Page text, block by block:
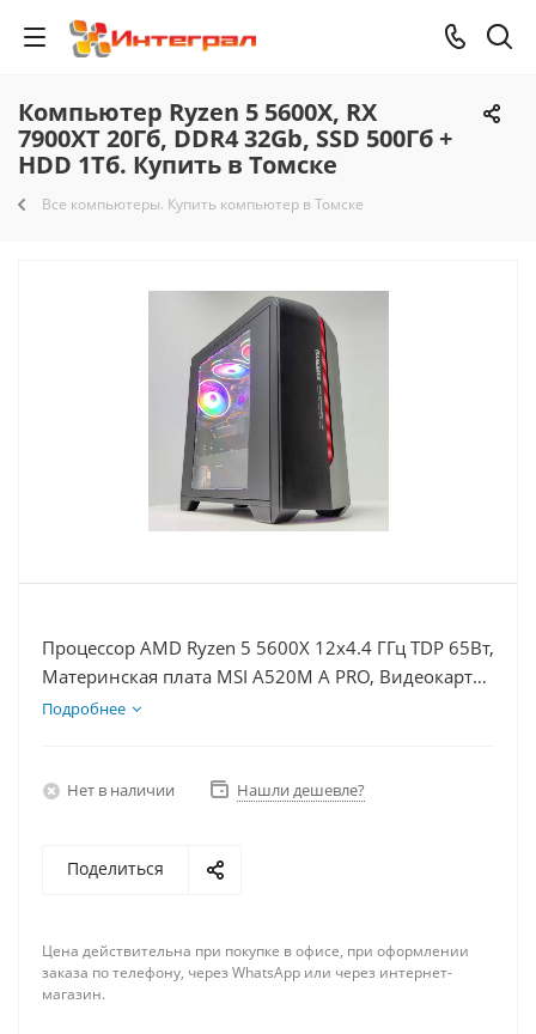
Компьютер Ryzen 5 5600X, RX
7900XT 20Гб, DDR4 32Gb, SSD 500Гб +
HDD 1Тб. Купить в Томске
Все компьютеры. Купить компьютер в Томске
Процессор AMD Ryzen 5 5600X 12x4.4 ГГц TDP 65Вт,
Материнская плата MSI A520M A PRO, Видеокарта
RX 7900XT 20Гб, Память DDR4 32Gb, Диски
Подробнее
Нет в наличии Нашли дешевле?
Поделиться
Цена действительна при покупке в офисе, при оформлении
заказа по телефону, через WhatsApp или через интернет-
магазин.